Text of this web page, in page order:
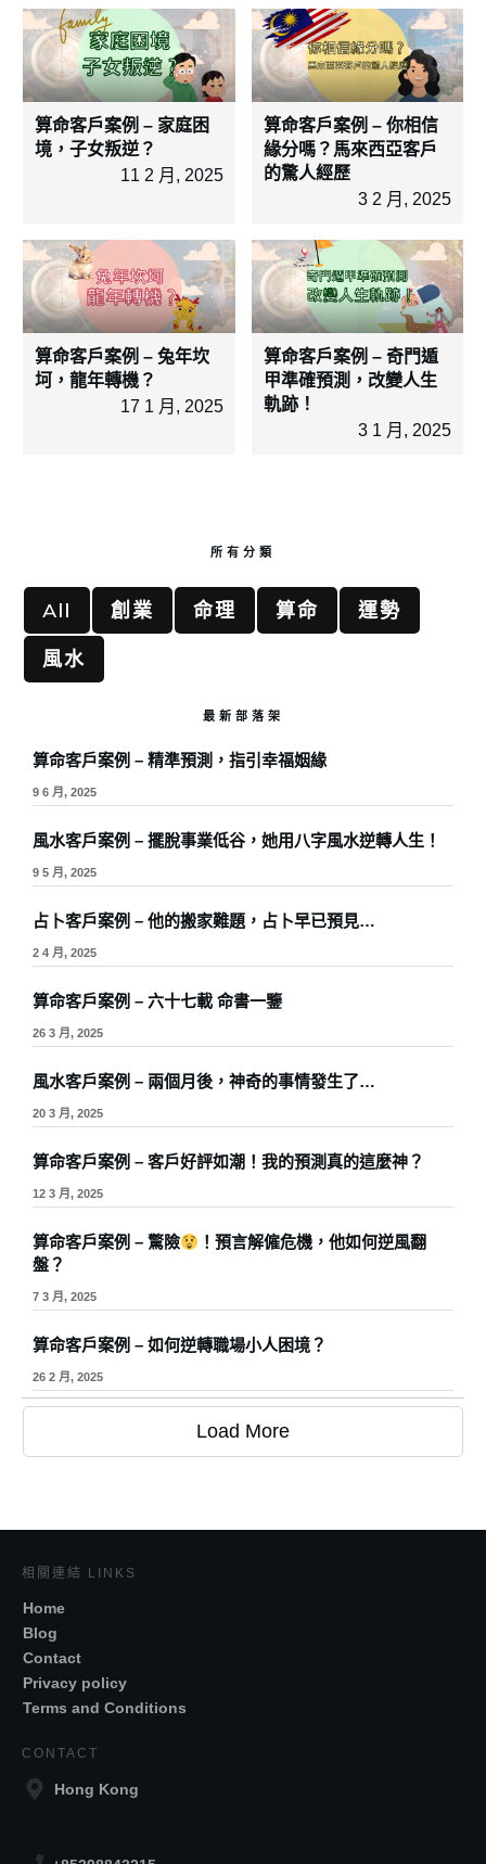
算命客戶案例 – 家庭困
境，子女叛逆？
11 2 月, 2025
算命客戶案例 – 你相信
緣分嗎？馬來西亞客戶
的驚人經歷
3 2 月, 2025
算命客戶案例 – 兔年坎
坷，龍年轉機？
17 1 月, 2025
算命客戶案例 – 奇門遁
甲準確預測，改變人生
軌跡！
3 1 月, 2025
所有分類
All 創業 命理 算命
運勢
風水
最新部落架
算命客戶案例 – 精準預測，指引幸福姻緣
9 6 月, 2025
風水客戶案例 – 擺脫事業低谷，她用八字風水逆轉人生！
9 5 月, 2025
占卜客戶案例 – 他的搬家難題，占卜早已預見…
2 4 月, 2025
算命客戶案例 – 六十七載 命書一鑒
26 3 月, 2025
風水客戶案例 – 兩個月後，神奇的事情發生了…
20 3 月, 2025
算命客戶案例 – 客戶好評如潮！我的預測真的這麼神？
12 3 月, 2025
算命客戶案例 – 驚險
！預言解僱危機，他如何逆風翻
盤？
7 3 月, 2025
算命客戶案例 – 如何逆轉職場小人困境？
26 2 月, 2025
Load More
相關連結 LINKS
Home
Blog
Contact
Privacy policy
Terms and Conditions
CONTACT
Hong Kong